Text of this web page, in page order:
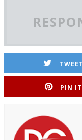
TWEET
PIN IT